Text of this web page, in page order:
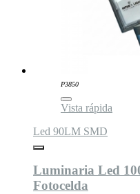
P3850
Vista rápida
Led 90LM SMD
Luminaria Led
Fotocelda